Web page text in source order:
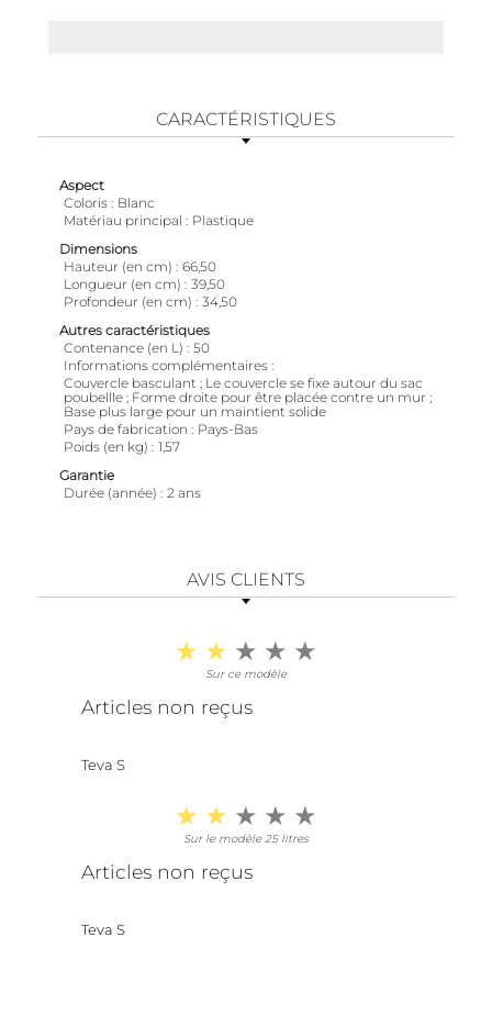
CARACTÉRISTIQUES
Aspect
Coloris
Blanc
Matériau principal
Plastique
Dimensions
Hauteur (en cm)
66,50
Longueur (en cm)
39,50
Profondeur (en cm)
34,50
Autres caractéristiques
Contenance (en L)
50
Informations complémentaires
Couvercle basculant ; Le couvercle se fixe autour du sac
poubellle ; Forme droite pour être placée contre un mur ;
Base plus large pour un maintient solide
Pays de fabrication
Pays-Bas
Poids (en kg)
1,57
Garantie
Durée (année)
2 ans
AVIS CLIENTS
Sur ce modèle
Articles non reçus
Teva S
Sur le modèle 25 litres
Articles non reçus
Teva S